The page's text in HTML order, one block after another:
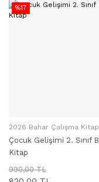
%17
SEPETE EKLE
2026 Bahar Çalışma
Çocuk Gelişimi 2. Sınıf
Kitap
990,00 TL